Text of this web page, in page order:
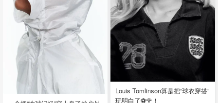
Louis Tomlinson算是把“球衣穿搭”
玩明白了⚽️🌹！